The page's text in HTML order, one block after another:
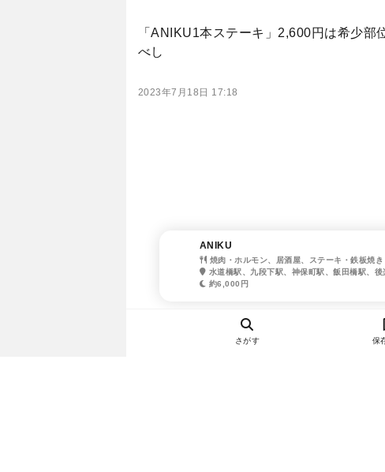
「ANIKU1本ステーキ」2,600円は希少
べし
2023年7月18日 17:18
ANIKU
焼肉・ホルモン、居酒屋、ステーキ・鉄板焼き
水道橋駅、九段下駅、神保町駅、飯田橋駅、後
約6,000円
さがす 保